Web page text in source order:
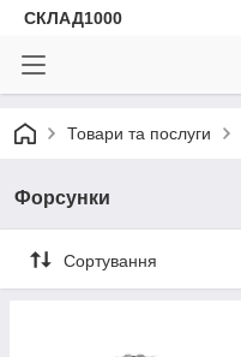
СКЛАД1000
Товари та послуги
Форсунки
Сортування